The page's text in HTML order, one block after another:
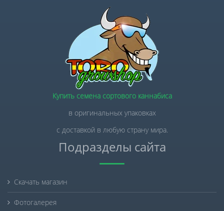
Купить семена сортового каннабиса
в оригинальных упаковках
с доставкой в любую страну мира.
Подразделы сайта
Скачать магазин
Фотогалерея